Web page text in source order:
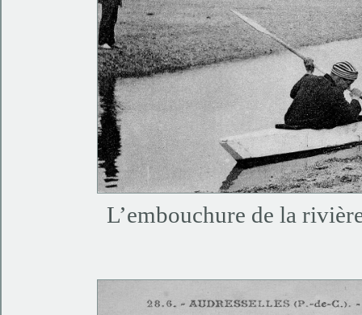
L’embouchure de la